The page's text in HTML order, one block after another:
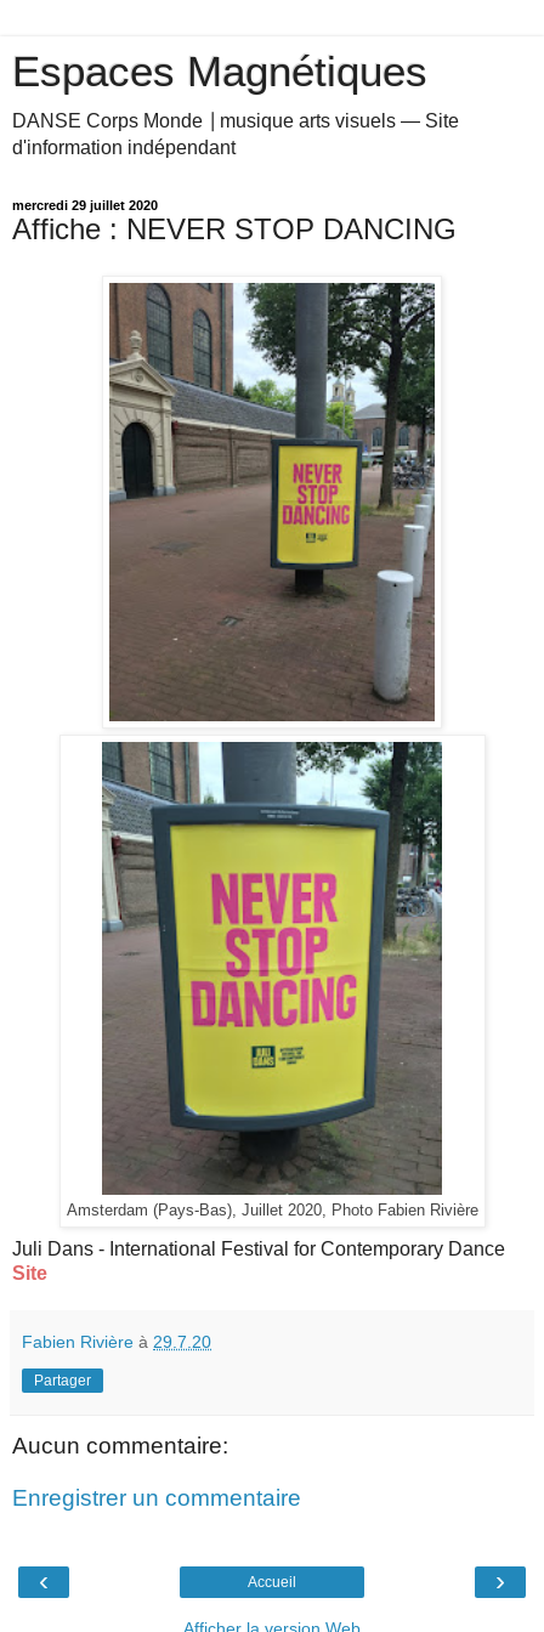
Espaces Magnétiques
DANSE Corps Monde ⎥ musique arts visuels — Site
d'information indépendant
mercredi 29 juillet 2020
Affiche : NEVER STOP DANCING
Amsterdam (Pays-Bas), Juillet 2020, Photo Fabien Rivière
Juli Dans - International Festival for Contemporary Dance
Site
Fabien Rivière à 29.7.20
Partager
Aucun commentaire:
Enregistrer un commentaire
‹ ›
Accueil
Afficher la version Web